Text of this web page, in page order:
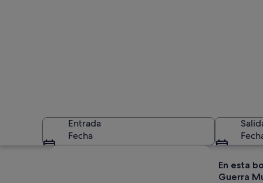
Entrada
Fecha
En esta
Guerra